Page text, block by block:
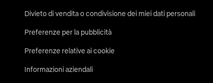
Divieto di vendita o condivisione dei miei dati personali
Preferenze per la pubblicità
Preferenze relative ai cookie
Informazioni aziendali